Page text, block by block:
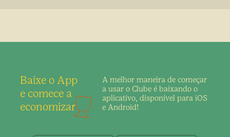
Baixe o App
e comece a
economizar
A melhor maneira de começar
a usar o Clube é baixando o
aplicativo, disponível para iOS
e Android!